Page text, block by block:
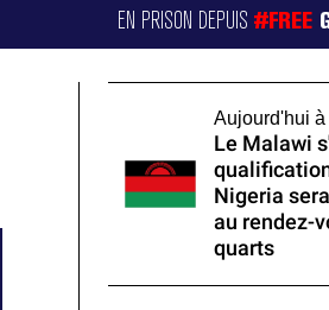
EN PRISON DEPUIS#FREE
Aujourd'hui à
Le Malawi
Nigeria
au rendez-
quarts